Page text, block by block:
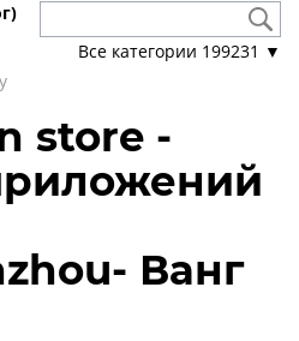
Все категории 199231 ▼
store -
Ванг